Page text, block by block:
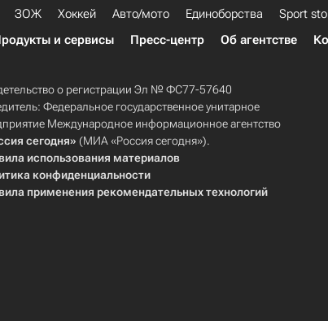
ЗОЖ Хоккей Авто/мото Единоборства Sport
и сервисы Пресс-центр Об агентстве
о регистрации Эл № ФС77-57640
Федеральное государственное унитарное
Международное информационное агентство
сегодня» (МИА «Россия сегодня»).
использования материалов
конфиденциальности
применения рекомендательных технологий